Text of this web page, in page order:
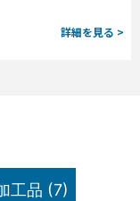
詳細を見る >
工品 (7)